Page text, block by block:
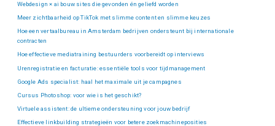
Webdesign × ai bouw sites die gevonden én geliefd worden
Meer zichtbaarheid op TikTok met slimme content en slimme keuzes
Hoe een vertaalbureau in Amsterdam bedrijven ondersteunt bij internationale
contracten
Hoe effectieve mediatraining bestuurders voorbereidt op interviews
Urenregistratie en facturatie: essentiële tools voor tijdmanagement
Google Ads specialist: haal het maximale uit je campagnes
Cursus Photoshop: voor wie is het geschikt?
Virtuele assistent: de ultieme ondersteuning voor jouw bedrijf
Effectieve linkbuilding strategieën voor betere zoekmachineposities